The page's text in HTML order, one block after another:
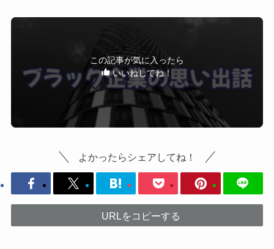
この記事が気に入ったら
いいねしてね！
よかったらシェアしてね！
URLをコピーする